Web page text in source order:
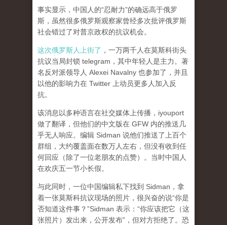
事实显示，中国人的“忍耐力”的确远高于俄罗
斯，虽然很多俄罗斯观察家曾经多次批评俄罗斯
社会错过了对普京政权的抗议机会。
这次俄罗斯人上街了 ，一万两千人在莫斯科街头
抗议当局封锁 telegram，其中年轻人是主力。著
名反对派领导人 Alexei Navalny 也参加了，并且
以他的影响力在 Twitter 上动员更多人加入反
抗。
该消息以多种语言在社交媒体上传播，iyouport
做了翻译，但他们的中文版在 GFW 内的推送几
乎无人响应。编辑 Sidman 说他们推送了上百个
群组，大约覆盖面在数万人左右，但没有收到任
何回应（除了一位老朋友的点赞）。当时中国人
在欢庆五一节小长假。
与此同时，一位中国编辑私下找到 Sidman，拿
着一张莫斯科抗议现场的照片，很兴奋的说“你是
否知道这件事？”Sidman 表示：“你应该把它（这
张照片）发出来，公开发布”，但对方拒绝了。恐